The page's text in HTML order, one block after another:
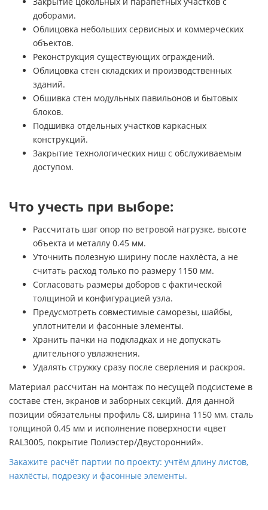
доборами.
Облицовка небольших сервисных и коммерческих
объектов.
Реконструкция существующих ограждений.
Облицовка стен складских и производственных
зданий.
Обшивка стен модульных павильонов и бытовых
блоков.
Подшивка отдельных участков каркасных
конструкций.
Закрытие технологических ниш с обслуживаемым
доступом.
Что учесть при выборе:
Рассчитать шаг опор по ветровой нагрузке, высоте
объекта и металлу 0.45 мм.
Уточнить полезную ширину после нахлёста, а не
считать расход только по размеру 1150 мм.
Согласовать размеры доборов с фактической
толщиной и конфигурацией узла.
Предусмотреть совместимые саморезы, шайбы,
уплотнители и фасонные элементы.
Хранить пачки на подкладках и не допускать
длительного увлажнения.
Удалять стружку сразу после сверления и раскроя.
Материал рассчитан на монтаж по несущей подсистеме в
составе стен, экранов и заборных секций. Для данной
позиции обязательны профиль С8, ширина 1150 мм, сталь
толщиной 0.45 мм и исполнение поверхности «цвет
RAL3005, покрытие Полиэстер/Двусторонний».
Закажите расчёт партии по проекту: учтём длину листов,
нахлёсты, подрезку и фасонные элементы.